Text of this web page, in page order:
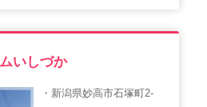
いしづか
・新潟県妙高市石塚町2-